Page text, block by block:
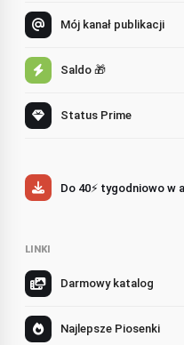
Mój kanał publikacji
Saldo 🎁
Status Prime
Do 40⚡ tygodniowo w
LINKI
Darmowy katalog
Najlepsze Piosenki